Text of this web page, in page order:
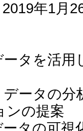
年1月
タを活
ータの分
ンの提案